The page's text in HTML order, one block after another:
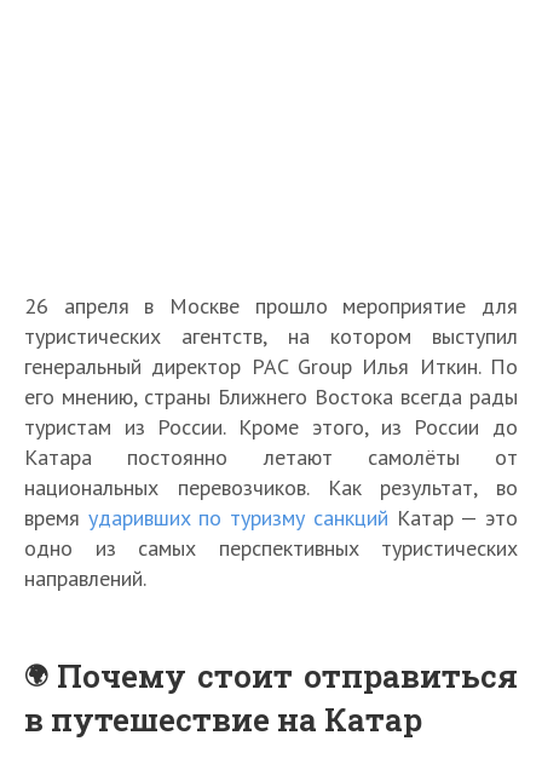
26 апреля в Москве прошло мероприятие для
туристических агентств, на котором выступил
генеральный директор PAC Group Илья Иткин. По
его мнению, страны Ближнего Востока всегда рады
туристам из России. Кроме этого, из России до
Катара постоянно летают самолёты от
национальных перевозчиков. Как результат, во
время ударивших по туризму санкций Катар — это
одно из самых перспективных туристических
направлений.
Почему стоит отправиться
в путешествие на Катар